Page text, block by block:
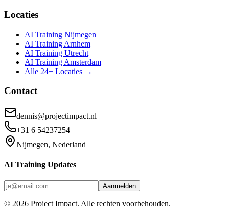
Locaties
AI Training Nijmegen
AI Training Arnhem
AI Training Utrecht
AI Training Amsterdam
Alle 24+ Locaties →
Contact
dennis@projectimpact.nl
+31 6 54237254
Nijmegen, Nederland
AI Training Updates
Aanmelden
© 2026 Project Impact. Alle rechten voorbehouden.